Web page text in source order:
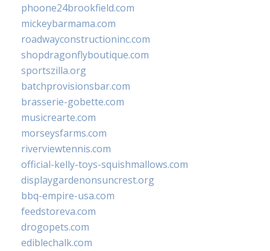
phoone24brookfield.com
mickeybarmama.com
roadwayconstructioninc.com
shopdragonflyboutique.com
sportszilla.org
batchprovisionsbar.com
brasserie-gobette.com
musicrearte.com
morseysfarms.com
riverviewtennis.com
official-kelly-toys-squishmallows.com
displaygardenonsuncrest.org
bbq-empire-usa.com
feedstoreva.com
drogopets.com
ediblechalk.com